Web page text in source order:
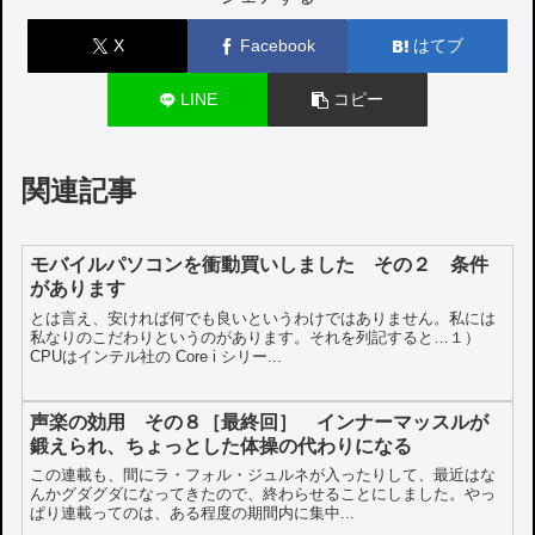
X Facebook はてブ
LINE コピー
関連記事
モバイルパソコンを衝動買いしました その２ 条件
があります
とは言え、安ければ何でも良いというわけではありません。私には
私なりのこだわりというのがあります。それを列記すると…１）
CPUはインテル社の Core i シリー...
声楽の効用 その８［最終回］ インナーマッスルが
鍛えられ、ちょっとした体操の代わりになる
この連載も、間にラ・フォル・ジュルネが入ったりして、最近はな
んかグダグダになってきたので、終わらせることにしました。やっ
ぱり連載ってのは、ある程度の期間内に集中...